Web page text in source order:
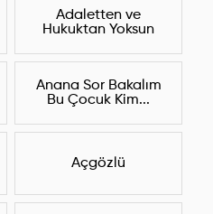
Adaletten ve
Hukuktan Yoksun
Anana Sor Bakalım
Bu Çocuk Kim...
Açgözlü